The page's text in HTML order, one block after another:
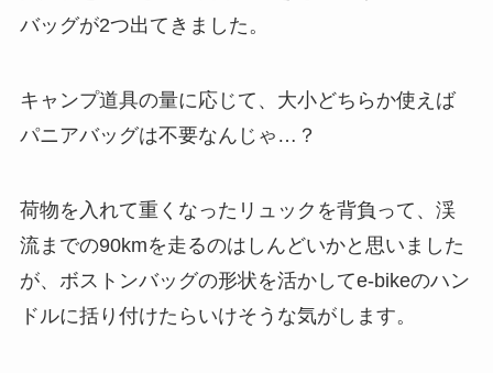
バッグが2つ出てきました。
キャンプ道具の量に応じて、大小どちらか使えば
パニアバッグは不要なんじゃ…？
荷物を入れて重くなったリュックを背負って、渓
流までの90kmを走るのはしんどいかと思いました
が、ボストンバッグの形状を活かしてe-bikeのハン
ドルに括り付けたらいけそうな気がします。